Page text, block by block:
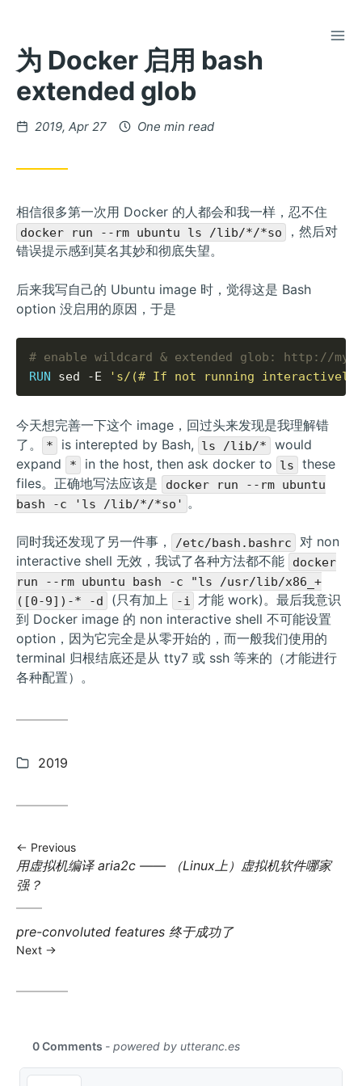
Content
为 Docker 启用 bash
extended glob
Posted
2019, Apr 27 One min read
相信很多第一次用 Docker 的人都会和我一样，忍不住
docker run --rm ubuntu ls /lib/*/*so
，然后对
错误提示感到莫名其妙和彻底失望。
后来我写自己的 Ubuntu image 时，觉得这是 Bash
option 没启用的原因，于是
# enable wildcard & extended glob: http://
RUN sed -E 's/(# If not running
今天想完善一下这个 image，回过头来发现是我理解错
了。
* is interepted by Bash, ls /lib/*
would
expand
* in the host, then ask docker to ls
these
files。正确地写法应该是
docker run --rm ubuntu
bash -c 'ls /lib/*/*so' 。
同时我还发现了另一件事， /etc/bash.bashrc
对 non
interactive shell 无效，我试了各种方法都不能
docker
run --rm ubuntu bash -c "ls /usr/lib/x86_+
([0-9])-* -d
(只有加上 -i
才能 work)。最后我意识
到 Docker image 的 non interactive shell 不可能设置
option，因为它完全是从零开始的，而一般我们使用的
terminal 归根结底还是从 tty7 或 ssh 等来的（才能进行
各种配置）。
Categories:
2019
Previous
Previous
post:
用虚拟机编译 aria2c —— （Linux上）虚拟机软件哪家
强？
Next
post:
pre-convoluted features 终于成功了
Next